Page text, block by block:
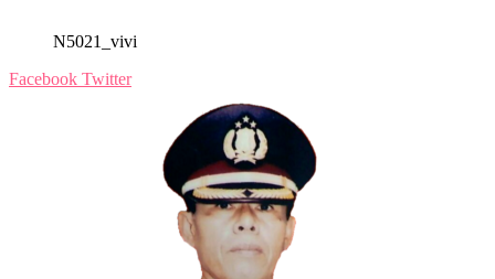
N5021_vivi
Facebook Twitter